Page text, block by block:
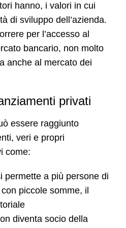
hanno, i valori in cui
di sviluppo dell’azienda.
per l’accesso al
bancario, non molto
anche al mercato dei
privati
essere raggiunto
veri e propri
come:
permette a più persone di
piccole somme, il
diventa socio della